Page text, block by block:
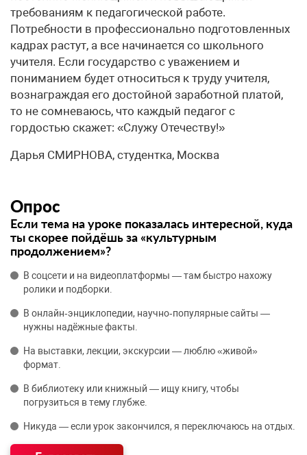
требованиям к педагогической работе.
Потребности в профессионально подготовленных
кадрах растут, а все начинается со школьного
учителя. Если государство с уважением и
пониманием будет относиться к труду учителя,
вознаграждая его достойной заработной платой,
то не сомневаюсь, что каждый педагог с
гордостью скажет: «Служу Отечеству!»
Дарья СМИРНОВА, студентка, Москва
Опрос
Если тема на уроке показалась интересной, куда
ты скорее пойдёшь за «культурным
продолжением»?
В соцсети и на видеоплатформы — там быстро нахожу
ролики и подборки.
В онлайн‑энциклопедии, научно‑популярные сайты —
нужны надёжные факты.
На выставки, лекции, экскурсии — люблю «живой»
формат.
В библиотеку или книжный — ищу книгу, чтобы
погрузиться в тему глубже.
Никуда — если урок закончился, я переключаюсь на отдых.